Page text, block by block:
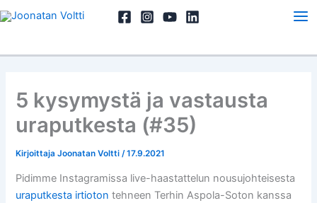
Siirry
sisältöön
5 kysymystä ja vastausta
uraputkesta (#35)
KirjoittajaJoonatan Voltti /17.9.2021
Pidimme Instagramissa live-haastattelun nousujohteisesta
uraputkesta irtioton tehneen Terhin Aspola-Soton kanssa